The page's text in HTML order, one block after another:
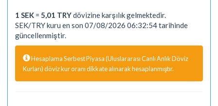
1 SEK = 5,01 TRYdövizine karşılık gelmektedir.
SEK/TRY kuru en son 07/08/2026 06:32:54 tarihinde
güncellenmiştir.
Hesaplama Serbest Piyasa (Uluslararası Canlı Anlık Döviz
Kurları) döviz kur oranı dikkate alınarak hesaplanmıştır.